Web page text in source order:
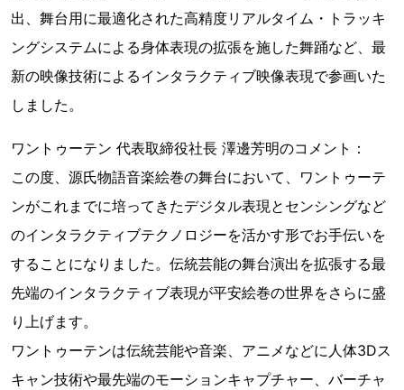
出、舞台用に最適化された高精度リアルタイム・トラッキ
ングシステムによる身体表現の拡張を施した舞踊など、最
新の映像技術によるインタラクティブ映像表現で参画いた
しました。
ワントゥーテン 代表取締役社長 澤邊芳明のコメント：
この度、源氏物語音楽絵巻の舞台において、ワントゥーテ
ンがこれまでに培ってきたデジタル表現とセンシングなど
のインタラクティブテクノロジーを活かす形でお手伝いを
することになりました。伝統芸能の舞台演出を拡張する最
先端のインタラクティブ表現が平安絵巻の世界をさらに盛
り上げます。
ワントゥーテンは伝統芸能や音楽、アニメなどに人体3Dス
キャン技術や最先端のモーションキャプチャー、バーチャ